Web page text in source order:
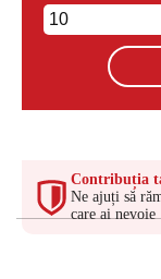
Contribuția
Ne ajuți să
care ai nevoie